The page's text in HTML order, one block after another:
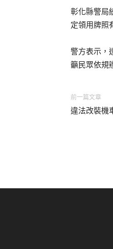
彰化縣警局
定領用牌照
警方表示，
籲民眾依規
前一篇文章
違法改裝機